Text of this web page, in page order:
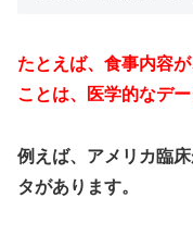
たとえば、食事内容
ことは、医学的なデ
例えば、アメリカ臨
タがあります。